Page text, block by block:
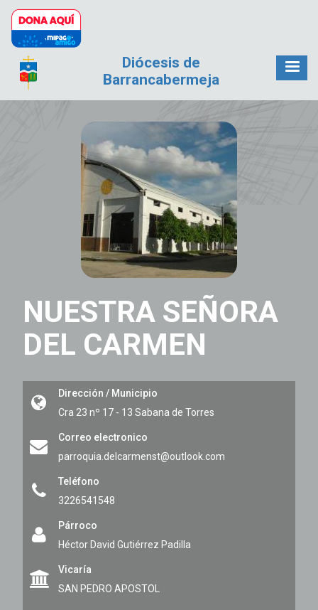
Pasar al contenido principal
Diócesis de
Barrancabermeja
NUESTRA SEÑORA
DEL CARMEN
Dirección / Municipio
Cra 23 nº 17 - 13 Sabana de Torres
Correo electronico
parroquia.delcarmenst@outlook.com
Teléfono
3226541548
Párroco
Héctor David Gutiérrez Padilla
Vicaría
SAN PEDRO APOSTOL